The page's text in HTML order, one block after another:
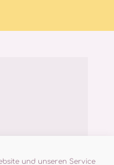
und unseren Service